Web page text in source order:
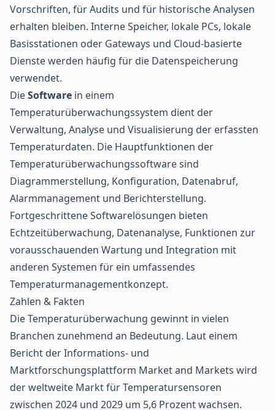
Vorschriften, für Audits und für historische Analysen
erhalten bleiben. Interne Speicher, lokale PCs, lokale
Basisstationen oder Gateways und Cloud-basierte
Dienste werden häufig für die Datenspeicherung
verwendet.
DieSoftware in einem
Temperaturüberwachungssystem dient der
Verwaltung, Analyse und Visualisierung der erfassten
Temperaturdaten. Die Hauptfunktionen der
Temperaturüberwachungssoftware sind
Diagrammerstellung, Konfiguration, Datenabruf,
Alarmmanagement und Berichterstellung.
Fortgeschrittene Softwarelösungen bieten
Echtzeitüberwachung, Datenanalyse, Funktionen zur
vorausschauenden Wartung und Integration mit
anderen Systemen für ein umfassendes
Temperaturmanagementkonzept.
Zahlen & Fakten
Die Temperaturüberwachung gewinnt in vielen
Branchen zunehmend an Bedeutung. Laut einem
Bericht der Informations- und
Marktforschungsplattform Market and Markets wird
der weltweite Markt für Temperatursensoren
zwischen 2024 und 2029 um 5,6 Prozent wachsen.